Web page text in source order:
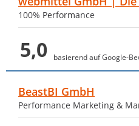
Zusammenarbeit
maßgeblich durch die
versteht es, komplexe
und verständlich zu
auf Grafik, Technik
Ich kann INOVANET
100% Performance
5,0 basierend auf Google-
BeastBI GmbH